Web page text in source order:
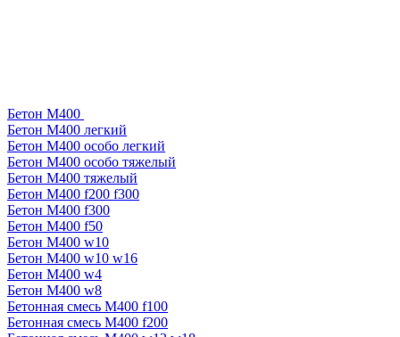
Бетон М400
Бетон М400 легкий
Бетон М400 особо легкий
Бетон М400 особо тяжелый
Бетон М400 тяжелый
Бетон М400 f200 f300
Бетон М400 f300
Бетон М400 f50
Бетон М400 w10
Бетон М400 w10 w16
Бетон М400 w4
Бетон М400 w8
Бетонная смесь М400 f100
Бетонная смесь М400 f200